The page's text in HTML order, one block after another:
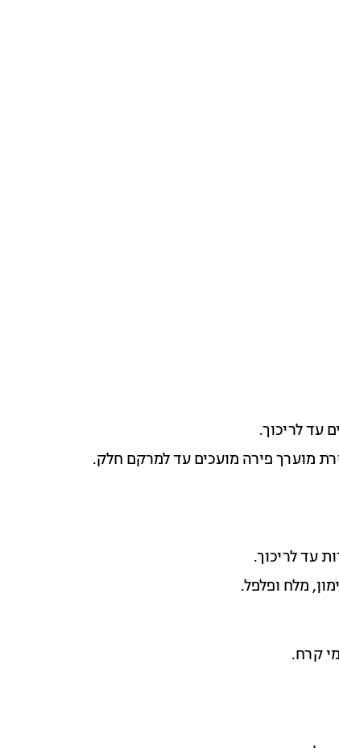
עד לריכוך.
מוערך פירה מועכים עד למרקם חלק.
עד לריכוך.
מלח ופלפל.
קרח.